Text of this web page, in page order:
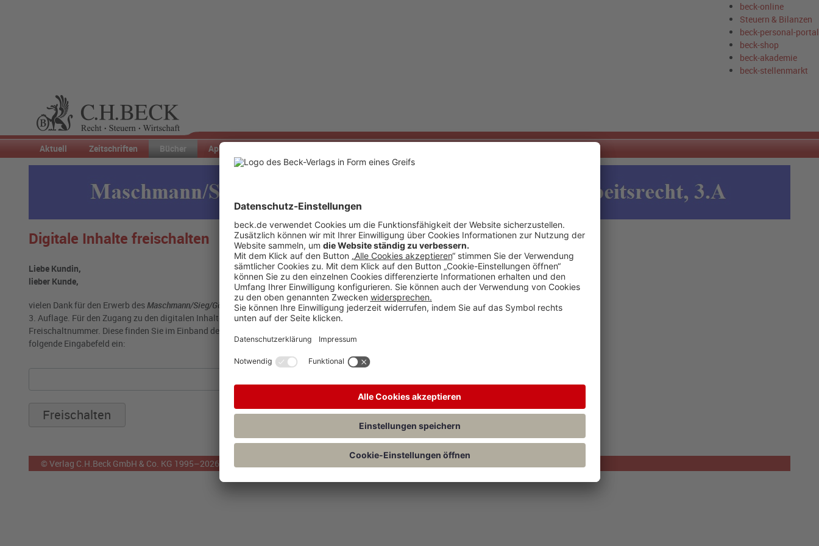
beck-online
Steuern & Bilanzen
beck-personal-portal
beck-shop
beck-akademie
beck-stellenmarkt
Aktuell Zeitschriften Bücher Apps & Co.
Digitale Inhalte freischalten
Liebe Kundin,
lieber Kunde,
vielen Dank für den Erwerb desMaschmann/Sieg/Göpfert „Vertragsgestaltung im Arbeitsrecht“,
3. Auflage. Für den Zugang zu den digitalen Inhalten des Werkes benötigen Sie eine
Freischaltnummer. Diese finden Sie im Einband des Werkes. Geben Sie diese Nummer bitte in das
folgende Eingabefeld ein:
© Verlag C.H.Beck GmbH & Co. KG 1995–2026 Kundenservice